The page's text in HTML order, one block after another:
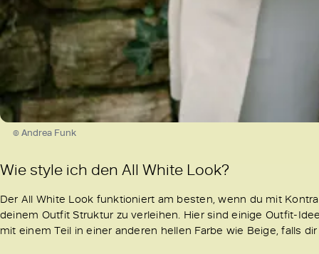
© Andrea Funk
Wie style ich den All White Look?
Der All White Look funktioniert am besten, wenn du mit
deinem Outfit Struktur zu verleihen. Hier sind einige Outfit-
mit einem Teil in einer anderen hellen Farbe wie Beige, falls